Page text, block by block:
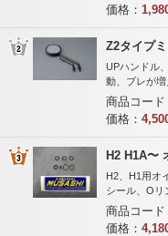
価格：
Z2タイプ
UPハンドル
動、ブレが増
商品コード
価格：
H2 H1A〜
H2、H1用オ
シール、Oリ
商品コード
価格：